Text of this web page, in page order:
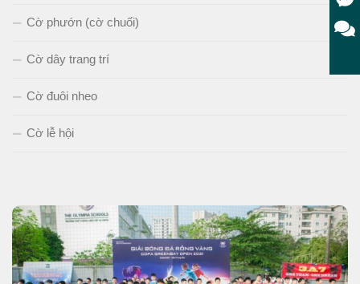
Cờ phướn (cờ chuối)
Cờ dây trang trí
Cờ đuôi nheo
Cờ lễ hội